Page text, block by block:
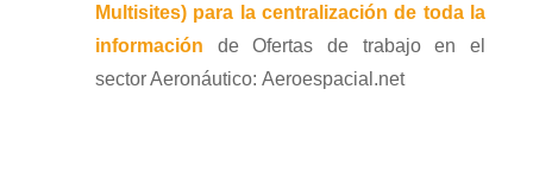
Multisites) para la centralización de toda la
información de Ofertas de trabajo en el
sector Aeronáutico: Aeroespacial.net